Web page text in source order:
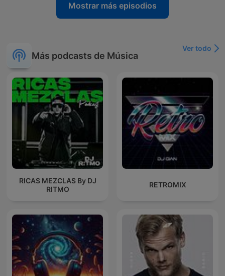
Mostrar más episodios
Más podcasts de Música
Ver todo
RICAS MEZCLAS By DJ
RITMO
RETROMIX